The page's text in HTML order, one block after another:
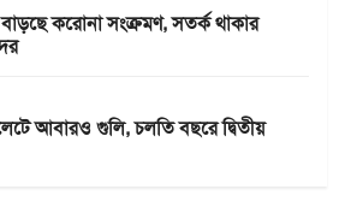
করোনা সংক্রমণ, সতর্ক থাকার
আবারও গুলি, চলতি বছরে দ্বিতীয়